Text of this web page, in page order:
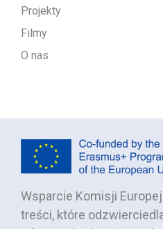
Projekty
Filmy
O nas
Wsparcie Komisji
treści, które